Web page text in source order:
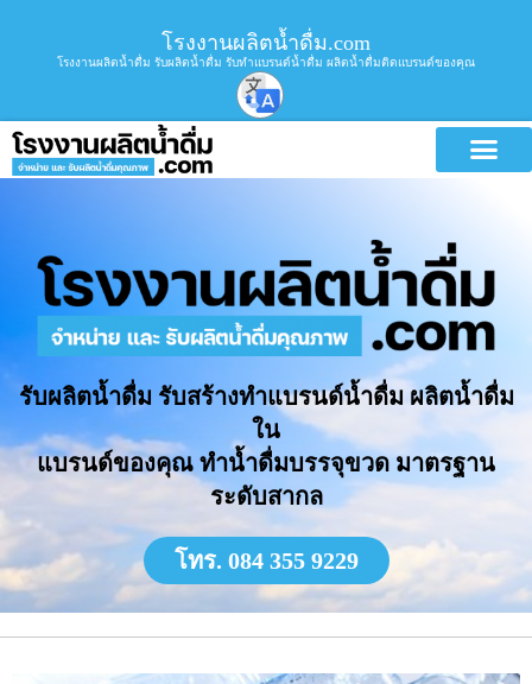
โรงงานผลิตน้ำดื่ม.com
โรงงานผลิตน้ำดื่ม รับผลิตน้ำดื่ม รับทำแบรนด์น้ำดื่ม ผลิตน้ำดื่มติดแบรนด์ของคุณ
รับผลิตน้ำดื่ม รับสร้างทำแบรนด์น้ำดื่ม ผลิตน้ำดื่ม
ใน
แบรนด์ของคุณ ทำน้ำดื่มบรรจุขวด มาตรฐาน
ระดับสากล
โทร. 084 355 9229